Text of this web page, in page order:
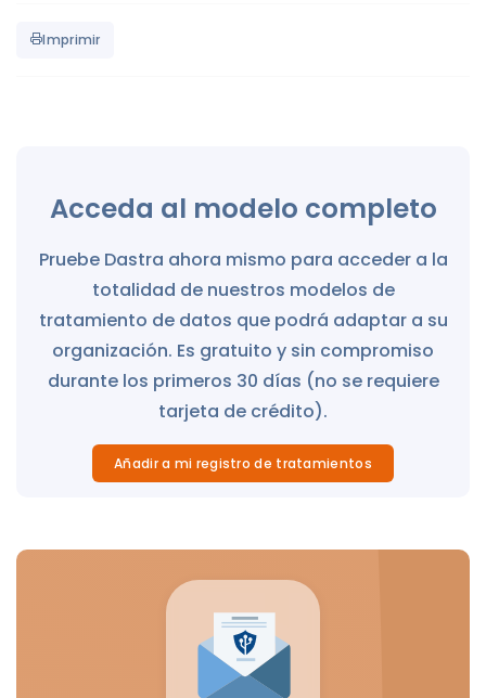
Imprimir
Acceda al modelo completo
Pruebe Dastra ahora mismo para acceder a la
totalidad de nuestros modelos de
tratamiento de datos que podrá adaptar a su
organización. Es gratuito y sin compromiso
durante los primeros 30 días (no se requiere
tarjeta de crédito).
Añadir a mi registro de tratamientos